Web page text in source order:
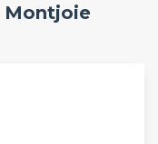
il sera
Montjoie